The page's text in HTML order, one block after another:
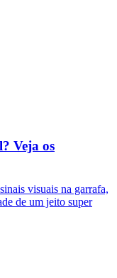
Veja os
visuais na garrafa,
de um jeito super